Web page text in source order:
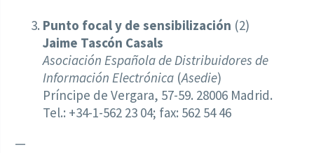
Punto focal y de sensibilización (2)
Jaime Tascón Casals
Asociación Española de Distribuidores de
Información Electrónica (Asedie)
Príncipe de Vergara, 57-59. 28006 Madrid.
Tel.: +34-1-562 23 04; fax: 562 54 46
—